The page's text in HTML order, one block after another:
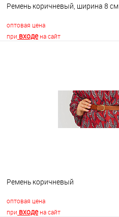
Ремень коричневый, ширина 8 см
оптовая цена
при входена сайт
Ремень коричневый
оптовая цена
при входена сайт